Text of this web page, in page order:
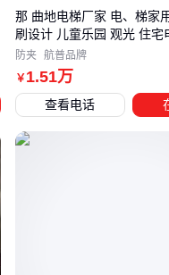
重点说明两
这类工业
无机房电
：商用
四、容易
￥ 1.51万
那 曲地电梯厂家 电、梯家
刷设计 儿童乐园 观光 住宅
防夹 航普品牌
查看电话